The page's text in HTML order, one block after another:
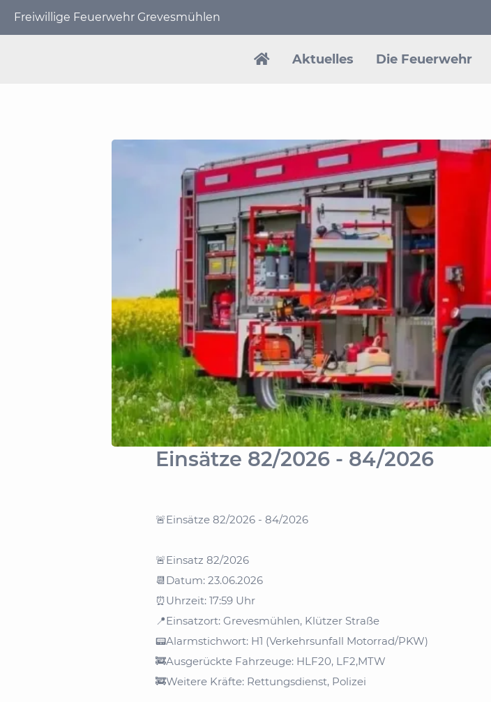
Freiwillige Feuerwehr Grevesmühlen
überspringen
Aktuelles Die Feuerwehr
Einsätze 82/2026 - 84/2026
🚨Einsätze 82/2026 - 84/2026
🚨Einsatz 82/2026
📆 Datum: 23.06.2026
⏰Uhrzeit: 17:59 Uhr
📍Einsatzort: Grevesmühlen, Klützer Straße
📟Alarmstichwort: H1 (Verkehrsunfall Motorrad/PKW)
🚒Ausgerückte Fahrzeuge: HLF20, LF2,MTW
🚒Weitere Kräfte: Rettungsdienst, Polizei